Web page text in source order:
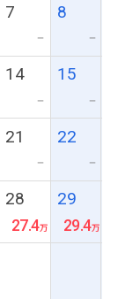
7
ー
8
ー
14
ー
15
ー
21
ー
22
ー
28
27.4
29
29.4